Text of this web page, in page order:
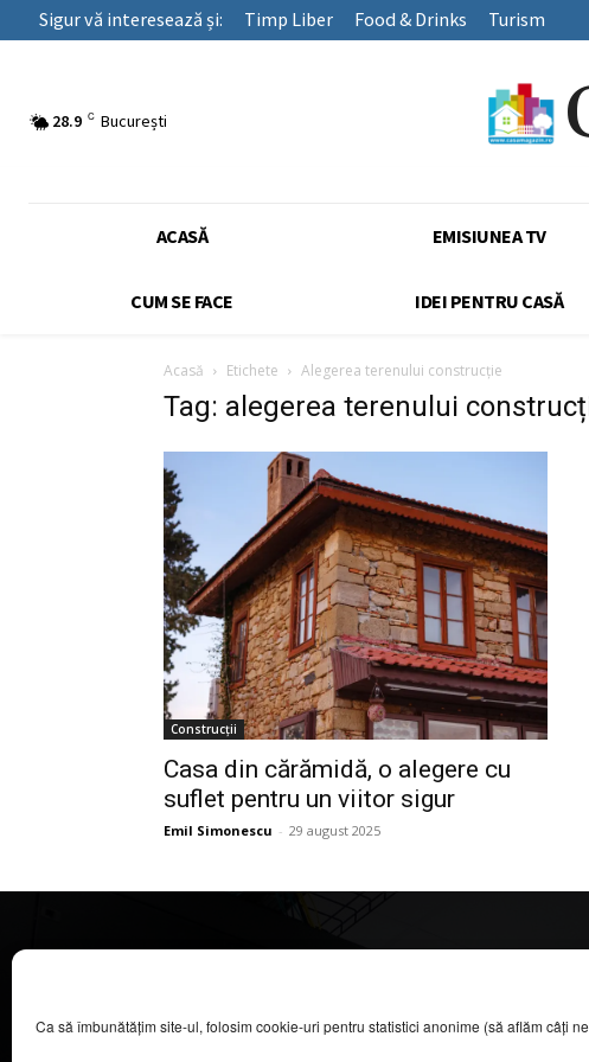
Ca să îmbunătățim site-ul, folosim cookie-uri pentru statistici anonime (să aflăm câți
Sigur vă interesează și: Timp Liber Food & Drinks Turism
28.9 C București
ACASĂ EMISIUNEA TV
CUM SE FACE IDEI PENTRU CASĂ
Acasă Etichete Alegerea terenului construcție
Tag: alegerea terenului
Construcții
Casa din cărămidă, o alegere cu
suflet pentru un viitor sigur
Emil Simonescu - 29 august 2025
COOL MEDIA BROADCASTING & EVENTS SRL.